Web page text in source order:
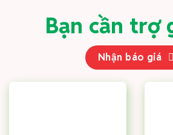
Bạn cần trợ
Nhận báo giá